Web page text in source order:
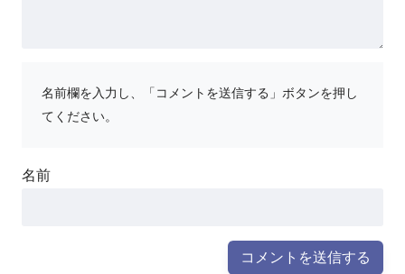
名前欄を入力し、「コメントを送信する」ボタンを押し
てください。
名前